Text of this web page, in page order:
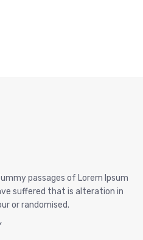
passages of Lorem Ipsum
suffered that is alteration in
or randomised.